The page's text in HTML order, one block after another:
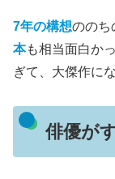
7年の構想ののち
本も相当面白か
ぎて、大傑作に
俳優が